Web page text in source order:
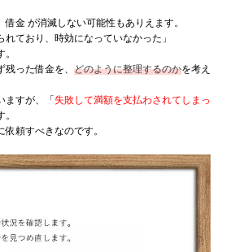
金 が消滅しない可能性もありえます。
れており、時効になっていなかった」
った借金を、 どのように整理するのかを考え
すが、
「 失敗して満額を支払わされてしまっ
頼すべきなのです。